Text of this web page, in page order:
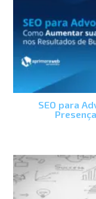
SEO para